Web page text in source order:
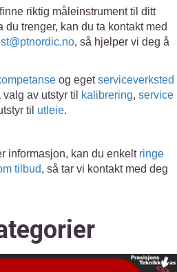
riktig måleinstrument til ditt
du trenger, kan du ta kontakt med
, så hjelper vi deg å
og egetserviceverksted
av utstyr til
kalibrering, service
til utleie.
informasjon, kan du enkelt ringe
tilbud, så tar vi kontakt med deg